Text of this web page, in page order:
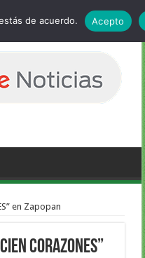
en Zapopan
CORAZONES”
de acuerdo. Acepto